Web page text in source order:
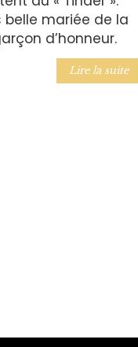
belle mariée de la
d’honneur.
Lire la suite